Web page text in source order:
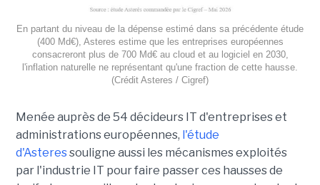
En partant du niveau de la dépense estimé dans sa précédente étude
(400 Md€), Asteres estime que les entreprises européennes
consacreront plus de 700 Md€ au cloud et au logiciel en 2030,
l'inflation naturelle ne représentant qu'une fraction de cette hausse.
(Crédit Asteres / Cigref)
Menée auprès de 54 décideurs IT d'entreprises et
administrations européennes, l'étude
d'Asteressouligne aussi les mécanismes exploités
par l'industrie IT pour faire passer ces hausses de